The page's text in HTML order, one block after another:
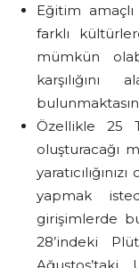
Eğitim amaçlı
farklı
mümkün
Özellikle 25
oluşturacağı
yapmak
girişimlerde
28’indeki